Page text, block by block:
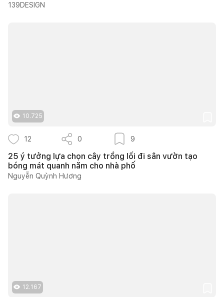
139DESIGN
10.725
12 0 9
25 ý tưởng lựa chọn cây trồng lối đi sân vườn tạo
bóng mát quanh năm cho nhà phố
Nguyễn Quỳnh Hương
12.167